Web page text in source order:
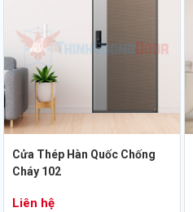
Cửa Thép Hàn Quốc Chống
Cháy 102
Liên hệ